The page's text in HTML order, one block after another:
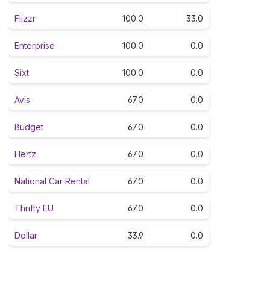
Flizzr 100.0 33.0
Enterprise 100.0 0.0
Sixt 100.0 0.0
Avis 67.0 0.0
Budget 67.0 0.0
Hertz 67.0 0.0
National Car Rental 67.0 0.0
Thrifty EU 67.0 0.0
Dollar 33.9 0.0